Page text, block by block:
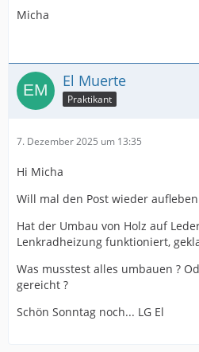
Micha
El Muerte
Praktikant
7. Dezember 2025 um 13:35
Hi Micha
Will mal den Post wieder
Hat der Umbau von Holz auf
Lenkradheizung funktioniert,
Was musstest alles umbauen ?
gereicht ?
Schön Sonntag noch... LG El